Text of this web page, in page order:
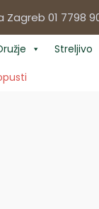
Zagreb 01 7798
Streljivo